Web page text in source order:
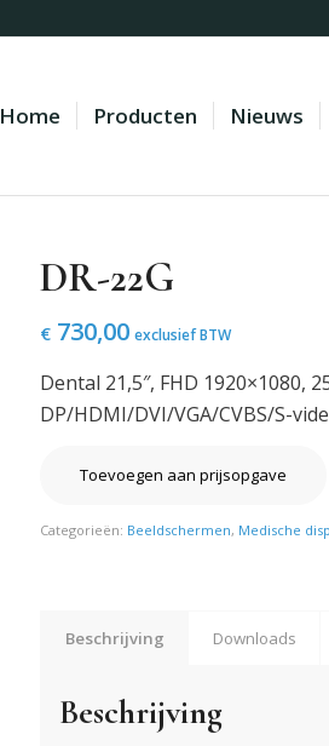
Home Producten Nieuws
DR-22G
€730,00 exclusief BTW
Dental 21,5″, FHD 1920×1080,
DP/HDMI/DVI/VGA/CVBS/S-
Toevoegen aan prijsopgave
Categorieën: Beeldschermen, Medische
Beschrijving Downloads
Beschrijving